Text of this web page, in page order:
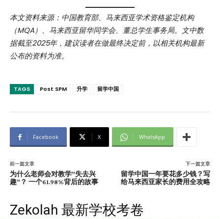
本文资料来源：中国教育部、马来西亚学术资格鉴定机构
（MQA）、马来西亚留华同学会、董总学生事务局。文中数
据截至2025年，建议读者在做最终决定前，以相关机构最新
公布的资料为准。
TAGS Post SPM 升学 留学中国
Facebook X WhatsApp
前一篇文章
为什么老师会对教学”失去兴
趣”？ 一个61.98%背后的故事
下一篇文章
留学中国一年要花多少钱？写
给马来西亚家长的费用全攻略
Zekolah 最新学校考卷